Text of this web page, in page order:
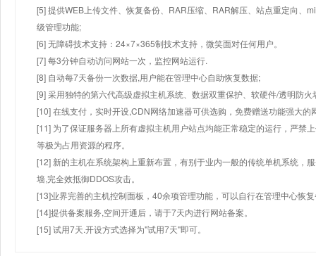
[5] 提供WEB上传文件、恢复备份、RAR压缩、RAR解压、站点重定向、
级管理功能;
[6] 无障碍技术支持：24×7×365制技术支持，微笑面对任何用户。
[7] 每3分钟自动访问网站一次，监控网站运行.
[8] 自动每7天备份一次数据,用户能在管理中心自助恢复数据;
[9] 采用独特的第六代高级虚拟主机系统、数据双重保护、软硬件/透明防火
[10] 在线支付，实时开设,CDN网络加速器可供选购，免费赠送功能强大
[11] 为了保证服务器上所有虚拟主机用户站点均能正常稳定的运行，严禁
等极为占用资源的程序。
[12] 新的主机在系统架构上重新布置，有别于业内一般的传统单机系统，
墙,完全效抵御DDOS攻击。
[13]业界完善的主机控制面板，40余项管理功能，可以自行在管理中心恢
[14]提供备案服务,空间开通后，请于7天内进行网站备案。
[15] 试用7天.开设方式选择为"试用7天"即可。